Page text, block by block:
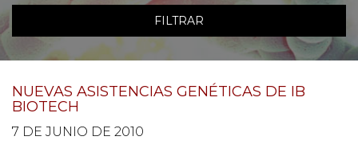
FILTRAR
NUEVAS ASISTENCIAS GENÉTICAS DE IB
BIOTECH
7 DE JUNIO DE 2010